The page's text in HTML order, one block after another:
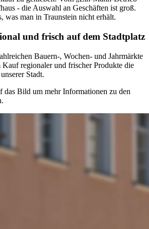
- die Auswahl an Geschäften ist groß.
was man in Traunstein nicht erhält.
und frisch auf dem Stadtplatz
Bauern-, Wochen- und Jahrmärkte
Kauf regionaler und frischer Produkte die
Stadt.
das Bild um mehr Informationen zu den